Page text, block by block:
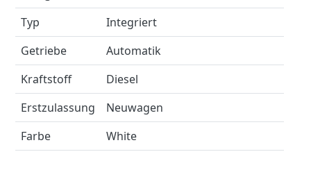
Typ
Integriert
Getriebe
Automatik
Kraftstoff
Diesel
Erstzulassung
Neuwagen
Farbe
White